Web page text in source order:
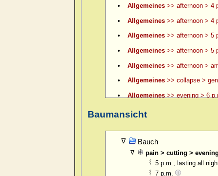
Allgemeines>> afternoon > 4
Allgemeines>> afternoon > 4
Allgemeines>> afternoon > 5
Allgemeines>> afternoon > 5
Allgemeines>> afternoon >
Allgemeines>> collapse >
Allgemeines>> evening > 6
Allgemeines
Allgemeines
Allgemeines >> evening > 9
Allgemeines >> evening >
Baumansicht
Bauch
pain > cutting >
5 p.m., lasting all
7 p.m.